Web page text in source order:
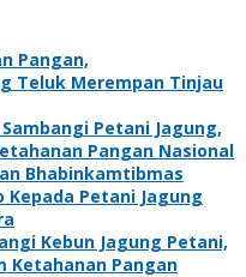
Pangan,
Teluk Merempan Tinjau
Petani Jagung,
Pangan Nasional
Bhabinkamtibmas
Kepada Petani Jagung
Kebun Jagung Petani,
Ketahanan Pangan